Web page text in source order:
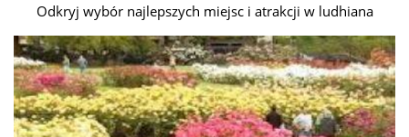
Odkryj wybór najlepszych miejsc i atrakcji w ludhiana